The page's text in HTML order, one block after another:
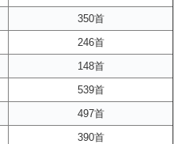
350首
246首
148首
539首
497首
390首